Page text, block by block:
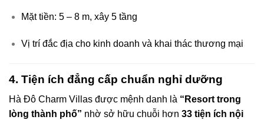
Mặt tiền: 5 – 8 m, xây 5 tầng
Vị trí đắc địa cho kinh doanh và khai thác thương mại
4. Tiện ích đẳng cấp chuẩn nghỉ dưỡng
Hà Đô Charm Villas được mệnh danh là “Resort trong
lòng thành phố” nhờ sở hữu chuỗi hơn 33 tiện ích nội